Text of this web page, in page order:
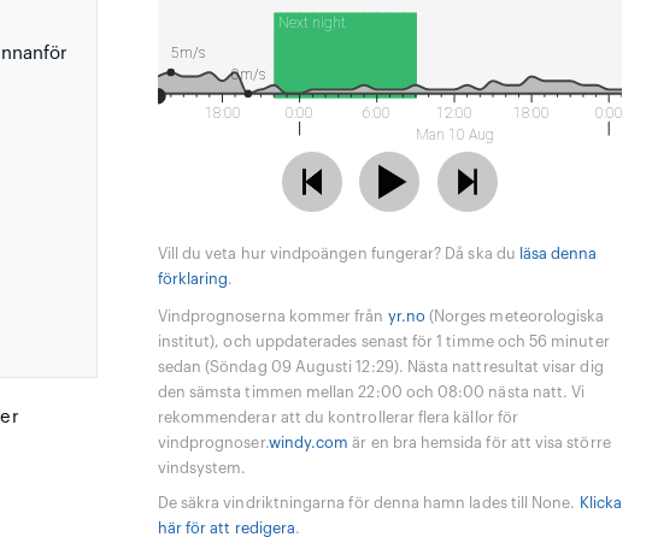
Next night
18:00 0:00 6:00
12:00
Man 10 Aug
18:00 0:00
5m/s
0m/s
Vill du veta hur vindpoängen fungerar? Då ska du läsa denna
förklaring.
Vindprognoserna kommer från yr.no (Norges meteorologiska
institut), och uppdaterades senast för 1 timme och 56 minuter
sedan (Söndag 09 Augusti 12:29). Nästa nattresultat visar dig
den sämsta timmen mellan 22:00 och 08:00 nästa natt. Vi
rekommenderar att du kontrollerar flera källor för
vindprognoser.windy.com är en bra hemsida för att visa större
vindsystem.
De säkra vindriktningarna för denna hamn lades till None.
Klicka
här för att redigera.